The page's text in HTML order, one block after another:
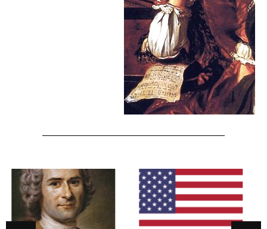
A Bandeira da
República da Irlanda,
qual é a sua história, a